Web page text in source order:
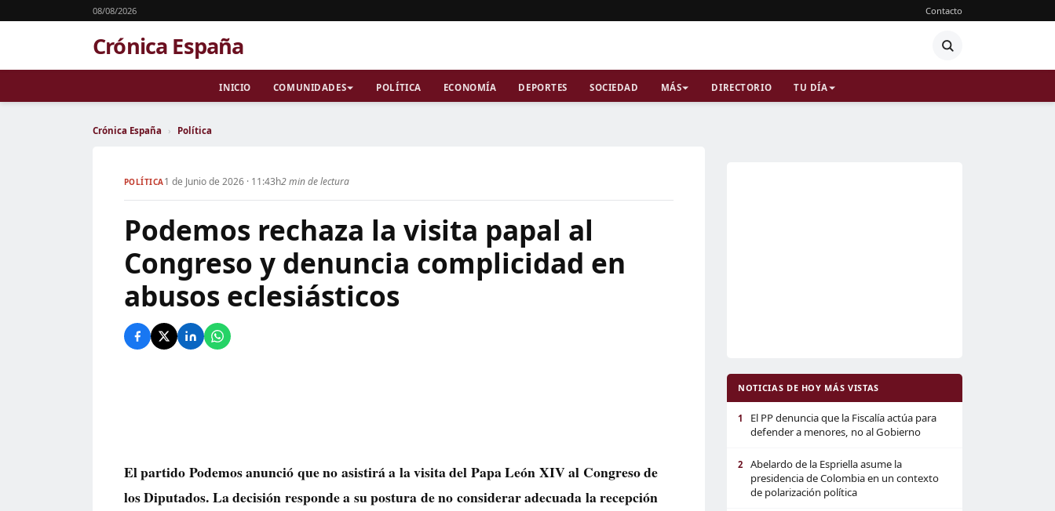
08/08/2026 Contacto
Crónica España
INICIO COMUNIDADES POLÍTICA ECONOMÍA DEPORTES SOCIEDAD MÁS DIRECTORIO TU DÍA
Crónica España › Política
POLÍTICA1 de Junio de 2026 · 11:43h2 min de lectura
Podemos rechaza la visita papal al
Congreso y denuncia complicidad en
abusos eclesiásticos
El partido Podemos anunció que no asistirá a la visita del Papa León XIV al Congreso de
los Diputados. La decisión responde a su postura de no considerar adecuada la recepción
NOTICIAS DE HOY MÁS VISTAS
1
El PP denuncia que la Fiscalía actúa para
defender a menores, no al Gobierno
2
Abelardo de la Espriella asume la
presidencia de Colombia en un contexto
de polarización política